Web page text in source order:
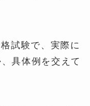
試験で、実際に
具体例を交えて